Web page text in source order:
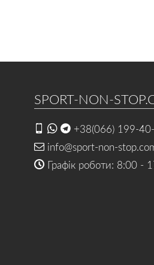
SPORT-NON-
+38(066) 199-
info@sport-non-
Графік роботи: 8:00 -